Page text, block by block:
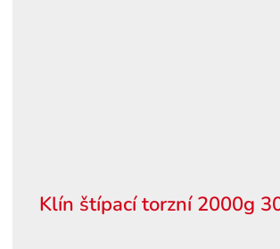
Klín štípací torzní 2000g